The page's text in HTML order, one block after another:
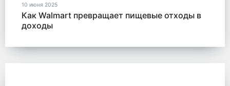
10 июня 2025
Как Walmart превращает пищевые отходы в
доходы